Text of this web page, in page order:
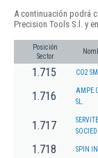
A continuación podrá
Precision Tools S.l. y
Posición
Sector
1.715 CO2
1.716
AMPE
SL.
1.717
1.718 SPIN